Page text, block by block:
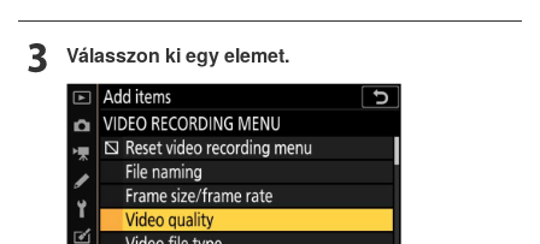
Válasszon ki egy elemet.